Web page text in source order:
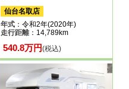
仙台名取店
年式：令和2年(2020年)
走行距離：14,789km
540.8万円(税込)